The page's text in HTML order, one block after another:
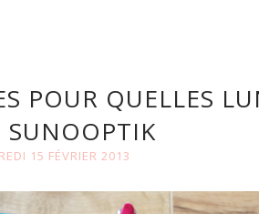
POUR QUELLES
SUNOOPTIK
15 FÉVRIER 2013